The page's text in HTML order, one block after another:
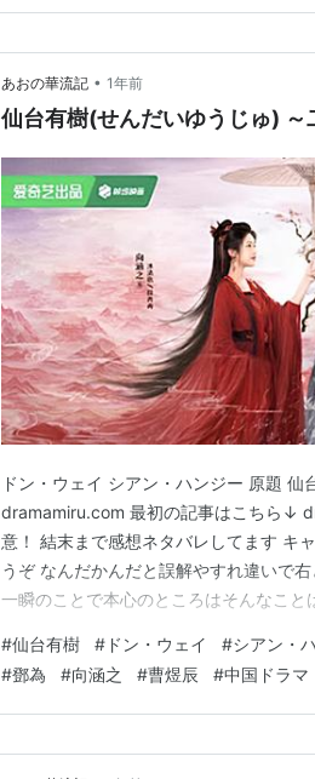
あおの華流記 • 1年前
仙台有樹(せんだいゆうじゅ)
ドン・ウェイ シアン・ハンジー 原題
dramamiru.com 最初の記事はこちら↓
意！ 結末まで感想ネタバレしてます キ
うぞ なんだかんだと誤解やすれ違いで
一瞬のことで本心のところはそんなこと
ったりを繰り返す状態。 ファンタジー
ったとしても何度も………
#仙台有樹 # ドン・ウェイ #シアン・
#鄧為 #向涵之 #曹煜辰 #中国ドラマ